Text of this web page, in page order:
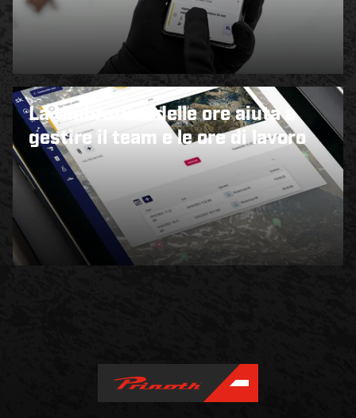
La timbratura delle ore aiuta a
gestire il team e le ore di lavoro